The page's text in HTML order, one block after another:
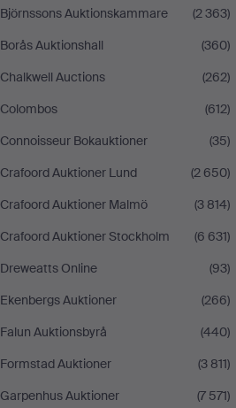
Björnssons Auktionskammare
(2 363)
Borås Auktionshall
(360)
Chalkwell Auctions
(262)
Colombos
(612)
Connoisseur Bokauktioner
(35)
Crafoord Auktioner Lund
(2 650)
Crafoord Auktioner Malmö
(3 814)
Crafoord Auktioner Stockholm
(6 631)
Dreweatts Online
(93)
Ekenbergs Auktioner
(266)
Falun Auktionsbyrå
(440)
Formstad Auktioner
(3 811)
Garpenhus Auktioner
(7 571)